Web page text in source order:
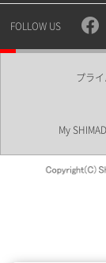
所属部署
FOLLOW US
プラ
My